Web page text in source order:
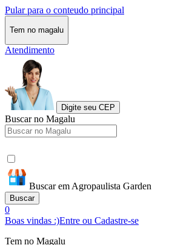
Pular para o conteudo principal
Tem no magalu
Atendimento
Digite seu CEP
Buscar no Magalu
Buscar em Agropaulista Garden
Buscar
0
Boas vindas :)Entre ou Cadastre-se
Tem no Magalu